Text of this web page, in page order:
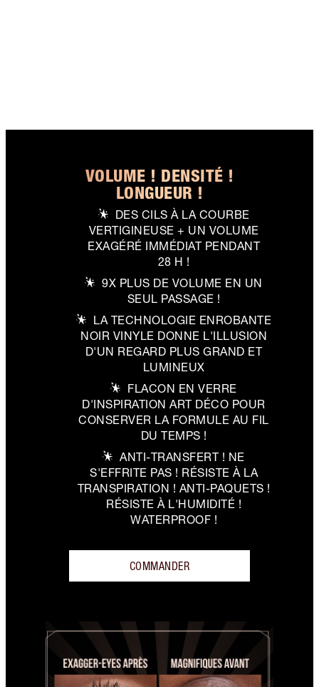
VOLUME ! DENSITÉ !
LONGUEUR !
DES CILS À LA COURBE
VERTIGINEUSE + UN VOLUME
EXAGÉRÉ IMMÉDIAT PENDANT
28 H !
9X PLUS DE VOLUME EN UN
SEUL PASSAGE !
LA TECHNOLOGIE ENROBANTE
NOIR VINYLE DONNE L'ILLUSION
D'UN REGARD PLUS GRAND ET
LUMINEUX
FLACON EN VERRE
D'INSPIRATION ART DÉCO POUR
CONSERVER LA FORMULE AU FIL
DU TEMPS !
ANTI-TRANSFERT ! NE
S'EFFRITE PAS ! RÉSISTE À LA
TRANSPIRATION ! ANTI-PAQUETS !
RÉSISTE À L'HUMIDITÉ !
WATERPROOF !
COMMANDER